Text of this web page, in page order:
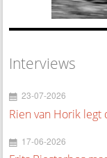
Interviews
23-07-2026
Rien van Horik
17-06-2026